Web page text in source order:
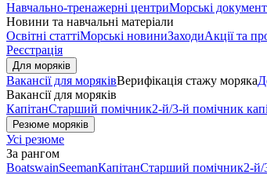
Навчально-тренажерні центриМорські
Новини та навчальні матеріали
Освітні статтіМорські новиниЗаходиАкції та
Реєстрація
Для моряків
Вакансії для моряківВерифікація стажу моряка
Вакансії для моряків
КапітанСтарший помічник2-й/3-й помічник
Резюме моряків
Усі резюме
За рангом
BoatswainSeemanКапітанСтарший помічник2-й/